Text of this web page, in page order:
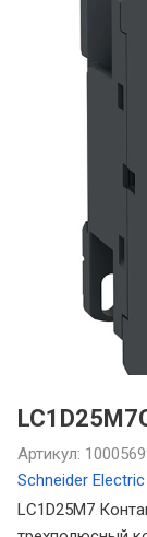
Монтаж
Ремонт
кондиционеров
Ремонт
Запчасти для
Артикул:
Schneider Electric
LC1D25M7